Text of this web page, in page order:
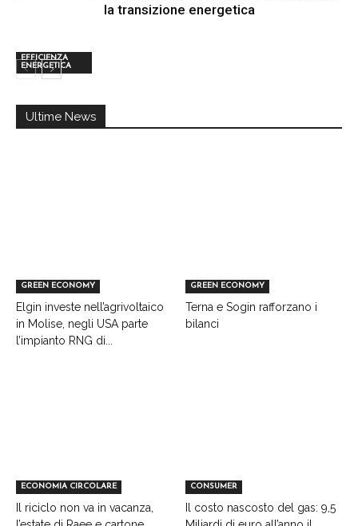
EFFICIENZA
ENERGETICA
la transizione energetica
Ultime News
GREEN ECONOMY
Elgin investe nell’agrivoltaico
in Molise, negli USA parte
l’impianto RNG di...
GREEN ECONOMY
Terna e Sogin rafforzano i
bilanci
ECONOMIA CIRCOLARE
Il riciclo non va in vacanza,
CONSUMER
Il costo nascosto del gas: 9,5